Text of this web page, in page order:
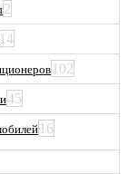
2
14
102
45
16